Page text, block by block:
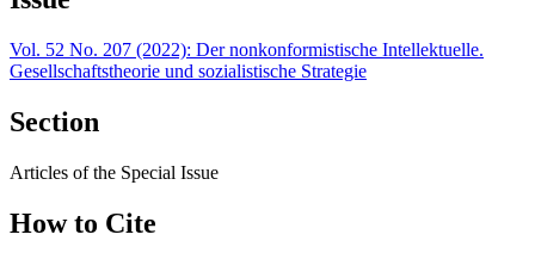
Vol. 52 No. 207 (2022): Der nonkonformistische Intellektuelle.
Gesellschaftstheorie und sozialistische Strategie
Section
Articles of the Special Issue
How to Cite